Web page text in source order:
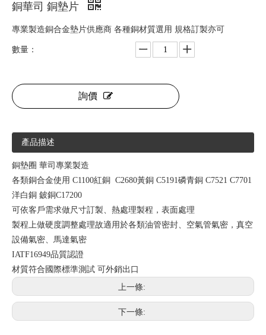
銅華司 銅墊片
專業製造銅合金墊片供應商 各種銅材質選用 規格訂製亦可
數量：
詢價
產品描述
銅墊圈 華司專業製造
各類銅合金使用 C1100紅銅 C2680黃銅 C5191磷青銅 C7521 C7701
洋白銅 鈹銅C17200
可依客戶需求做尺寸訂製、熱處理製程，表面處理
製程上做硬度調整處理故適用於各類油管密封、空氣管氣密，真空
設備氣密、馬達氣密
IATF16949品質認證
材質符合國際標準測試 可外銷出口
上一條:
下一條: